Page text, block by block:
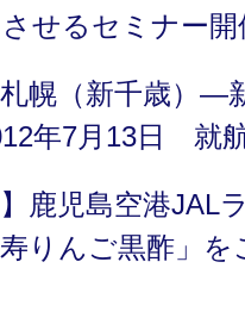
せるセミナー開
札幌（新千歳）
年7月13日 就
】鹿児島空港
りんご黒酢」を